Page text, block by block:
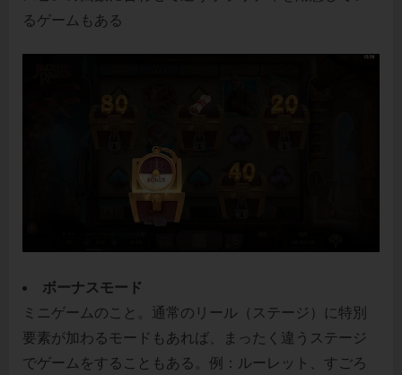
るゲームもある
ボーナスモード
ミニゲームのこと。通常のリール（ステージ）に特別
要素が加わるモードもあれば、まったく違うステージ
でゲームをすることもある。例：ルーレット、すごろ